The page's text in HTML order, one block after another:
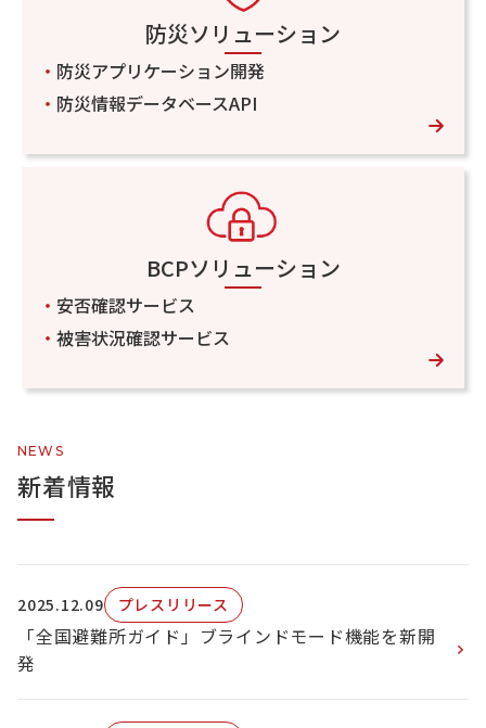
防災ソリューション
・ 防災アプリケーション開発
・ 防災情報データベースAPI
BCPソリューション
・ 安否確認サービス
・ 被害状況確認サービス
NEWS
新着情報
2025.12.09 プレスリリース
「全国避難所ガイド」ブラインドモード機能を新開
発